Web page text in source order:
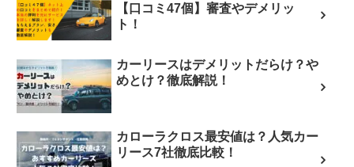
【口コミ47個】審査やデメリッ
ト！
カーリースはデメリットだらけ？や
めとけ？徹底解説！
カローラクロス最安値は？人気カー
リース7社徹底比較！